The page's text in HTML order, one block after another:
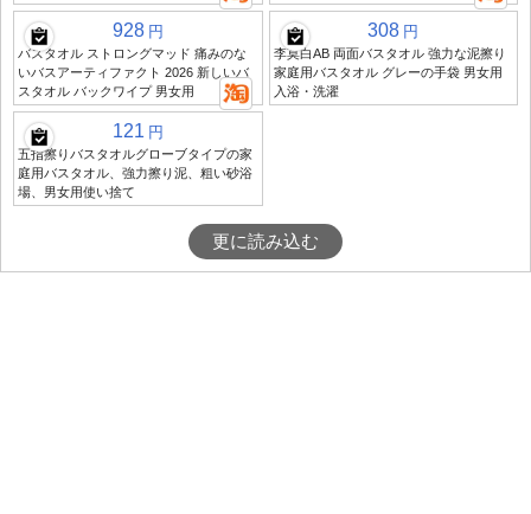
928 円
バスタオル ストロングマッド 痛みのな
いバスアーティファクト 2026 新しいバ
スタオル バックワイプ 男女用
308 円
李莫白AB 両面バスタオル 強力な泥擦り
家庭用バスタオル グレーの手袋 男女用
入浴・洗濯
121 円
五指擦りバスタオルグローブタイプの家
庭用バスタオル、強力擦り泥、粗い砂浴
場、男女用使い捨て
更に読み込む